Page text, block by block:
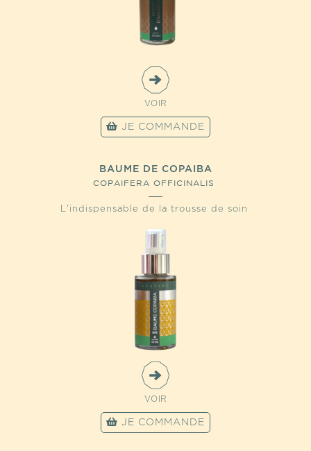
VOIR
JE COMMANDE
BAUME DE COPAIBA
COPAIFERA OFFICINALIS
L'indispensable de la trousse de soin
VOIR
JE COMMANDE